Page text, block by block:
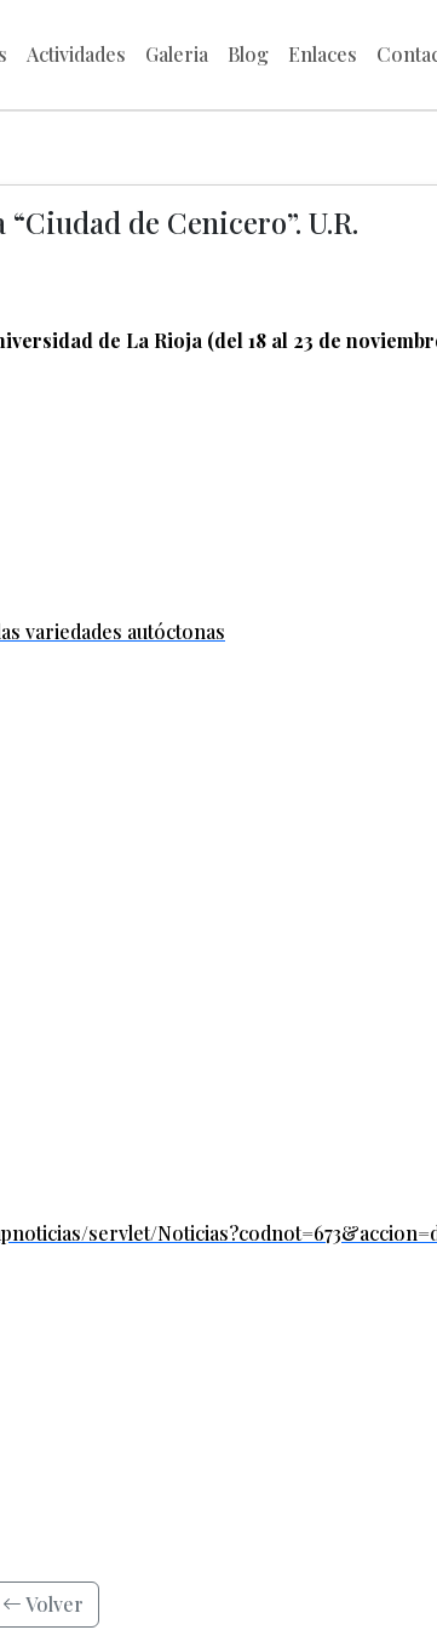
Actividades Galeria Blog Enlaces
de Cenicero”. U.R.
de La Rioja (del 18 al 23 de
variedades autóctonas
servlet/
Volver